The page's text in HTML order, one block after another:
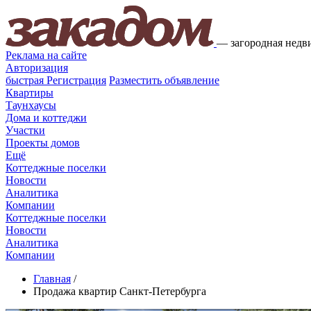
— загородная
Реклама на сайте
Авторизация
быстрая Регистрация Разместить объявление
Квартиры
Таунхаусы
Дома и коттеджи
Участки
Проекты домов
Ещё
Коттеджные поселки
Новости
Аналитика
Компании
Коттеджные поселки
Новости
Аналитика
Компании
Главная /
Продажа квартир Санкт-Петербурга